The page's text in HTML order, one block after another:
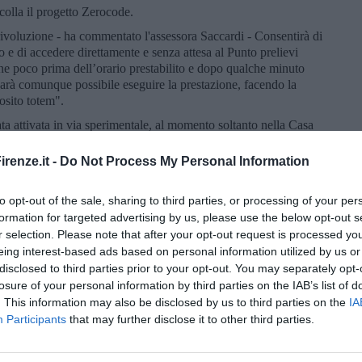
- Do Not Process My Personal Information
opt-out of the sale, sharing to third parties, or processing of your
for targeted advertising by us, please use the below opt-out
selection. Please note that after your opt-out request is processed
interest-based ads based on personal information utilized by us
to third parties prior to your opt-out. You may separately
of your personal information by third parties on the IAB’s list of
This information may also be disclosed by us to third parties on the
Participants that may further disclose it to other third parties.
il progetto Zerocode.
- ha commentato l'assessora Saccardi - Consentirà di
di accedere direttamente e senza attesa al Punto prelievi
poco prima dell’orario prestabilito e dopo qualche minuto
comunque possibile eseguire la prestazione, facendo la
totem".
attivata in via sperimentale, al momento soltanto nella Casa
denominata self-accettazione.
il cittadino, durante la fase di prenotazione online sul
inserite nella sua ricetta elettronica consentono una
la modalità Self accettazione - spiega Andrea
di Regione Toscana -. In questo caso sarà possibile
dell’accettazione e stampando le etichette per le provette a un
al box prelievi. Inoltre, pagando l’eventuale ticket,
potrà essere effettuato direttamente sul proprio Fascicolo
la app SmartSST, senza necessità di muoversi da casa o di
totalmente digitalizzato dalla A alla Z, un vero e proprio
una nuova esperienza personale di cura del singolo e delle